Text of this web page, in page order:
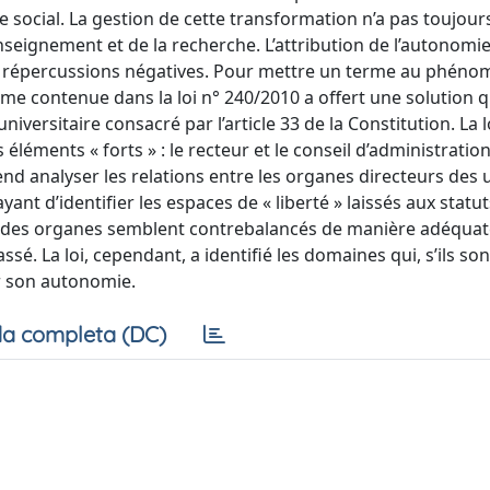
La gestion de cette transformation n’a pas
et de la recherche. L’attribution de
négatives. Pour mettre un terme au
contenue dans la loi n° 240/2010 a offert une solution
consacré par l’article 33 de la Constitution. La
« forts » : le recteur et le conseil
analyser les relations entre les organes directeurs des
d’identifier les espaces de « liberté » laissés aux
organes semblent contrebalancés de manière
La loi, cependant, a identifié les domaines qui, s’ils
autonomie.
completa (DC)